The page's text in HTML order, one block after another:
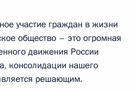
участие граждан в жизни
общество – это огромная
движения России
консолидации нашего
решающим.